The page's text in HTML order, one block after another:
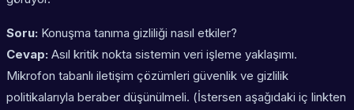
Soru: Konuşma tanıma gizliliği nasıl etkiler?
Cevap: Asıl kritik nokta sistemin veri işleme yaklaşımı.
Mikrofon tabanlı iletişim çözümleri güvenlik ve gizlilik
politikalarıyla beraber düşünülmeli. (İstersen aşağıdaki iç linkten